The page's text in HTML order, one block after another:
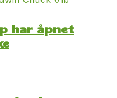
har åpnet